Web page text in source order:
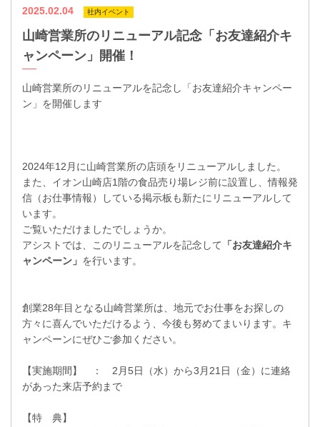
2025.02.04 社内イベント
山崎営業所のリニューアル記念「お友達紹介キ
ャンペーン」開催！
山崎営業所のリニューアルを記念し「お友達紹介キャンペー
ン」を開催します
2024年12月に山崎営業所の店頭をリニューアルしました。
また、イオン山崎店1階の食品売り場レジ前に設置し、情報発
信（お仕事情報）している掲示板も新たにリニューアルして
います。
ご覧いただけましたでしょうか。
アシストでは、このリニューアルを記念して
「お友達紹介キ
ャンペーン」 を行います。
創業28年目となる山崎営業所は、地元でお仕事をお探しの
方々に喜んでいただけるよう、今後も努めてまいります。キ
ャンペーンにぜひご参加ください。
【実施期間】 ： 2月5日（水）から3月21日（金）に連絡
があった来店予約まで
【特 典】